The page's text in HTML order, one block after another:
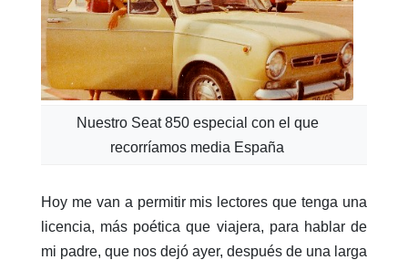
Nuestro Seat 850 especial con el que
recorríamos media España
Hoy me van a permitir mis lectores que tenga una
licencia, más poética que viajera, para hablar de
mi padre, que nos dejó ayer, después de una larga